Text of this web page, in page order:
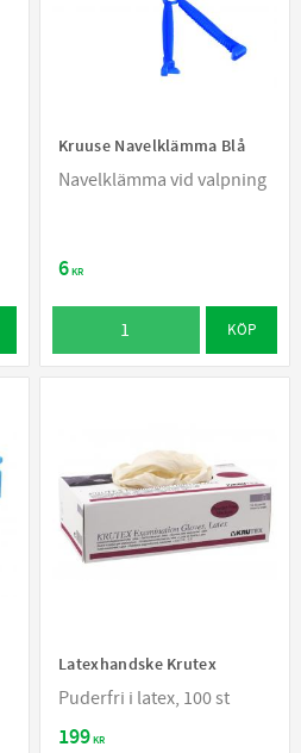
Kruuse Navelklämma Blå
Navelklämma vid valpning
6KR
KÖP
Latexhandske Krutex
Puderfri i latex, 100 st
199KR